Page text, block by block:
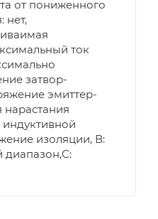
от пониженного
нет,
ток
затвор-
эмиттер-
нарастания
индуктивной
изоляции, В:
диапазон,С: